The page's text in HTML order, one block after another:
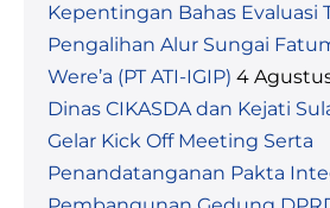
Kepentingan Bahas Evaluasi
Pengalihan Alur Sungai
Were’a (PT ATI-IGIP) 4
Dinas CIKASDA dan Kejati
Gelar Kick Off Meeting Serta
Penandatanganan Pakta